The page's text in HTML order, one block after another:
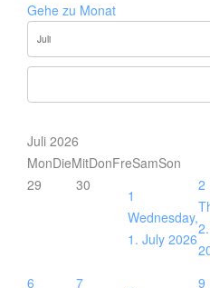
Gehe zu Monat
Juli 2026
MonDieMitDonFreSamSon
29
30
1
Wednesday,
1. July 2026
2
6
7
9